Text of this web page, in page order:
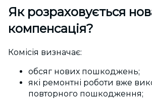
Як розраховується
компенсація?
Комісія визначає:
обсяг нових пошкоджень;
які ремонтні роботи вже
повторного пошкодження;